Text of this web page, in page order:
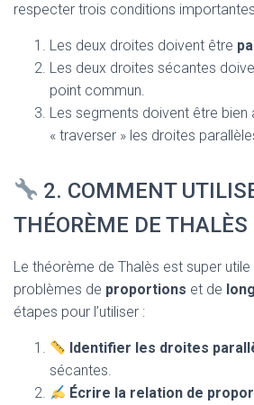
respecter trois conditions
Les deux droites doivent être
Les deux droites sécantes
point commun.
Les segments doivent être bien
« traverser » les droites
2. COMMENT
THÉORÈME DE THALÈS
Le théorème de Thalès est super
problèmes de proportions et de
étapes pour l’utiliser :
Identifier les droites
sécantes.
Écrire la relation de